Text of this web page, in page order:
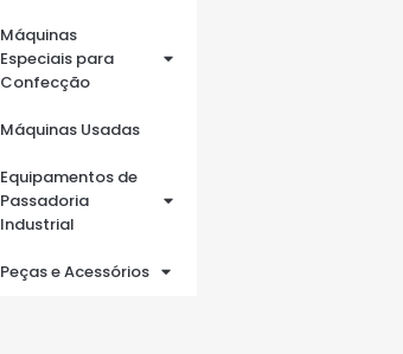
Máquinas
Especiais para
Confecção
Máquinas Usadas
Equipamentos de
Passadoria
Industrial
Peças e Acessórios